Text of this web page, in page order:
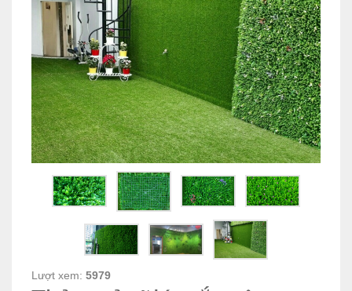
Lượt xem: 5979